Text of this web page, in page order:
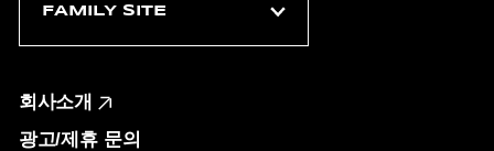
회사소개
광고/제휴 문의